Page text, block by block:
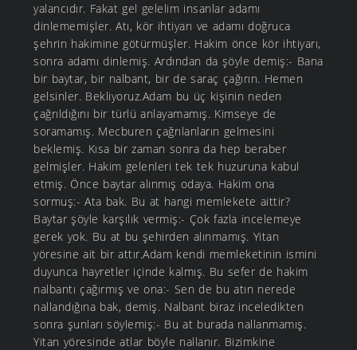
yalancıdır. Fakat gel gelelim insanlar adamı
dinlememişler. Atı, kör ihtiyarı ve adamı doğruca
şehrin hakimine götürmüşler. Hakim önce kör ihtiyarı,
sonra adamı dinlemiş. Ardından da şöyle demiş:- Bana
bir baytar, bir nalbant, bir de saraç çağırın. Hemen
gelsinler. Bekliyoruz.Adam bu üç kişinin neden
çağrıldığını bir türlü anlayamamış. Kimseye de
soramamış. Mecburen çağrılanların gelmesini
beklemiş. Kısa bir zaman sonra da hep beraber
gelmişler. Hakim gelenleri tek tek huzuruna kabul
etmiş. Önce baytar alınmış odaya. Hakim ona
sormuş:- Ata bak. Bu at hangi memlekete aittir?
Baytar şöyle karşılık vermiş:- Çok fazla incelemeye
gerek yok. Bu at bu şehirden alınmamış. Yitan
yöresine ait bir attır.Adam kendi memleketinin ismini
duyunca hayretler içinde kalmış. Bu sefer de hakim
nalbantı çağırmış ve ona:- Sen de bu atın nerede
nallandığına bak, demiş. Nalbant biraz inceledikten
sonra şunları söylemiş:- Bu at burada nallanmamış.
Yitan yöresinde atlar böyle nallanır. Bizimkine